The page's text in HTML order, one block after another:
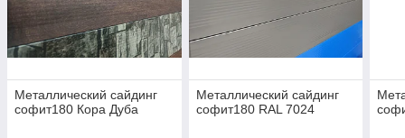
Металлический сайдинг
софит180 Кора Дуба
Металлический сайдинг
софит180 RAL 7024